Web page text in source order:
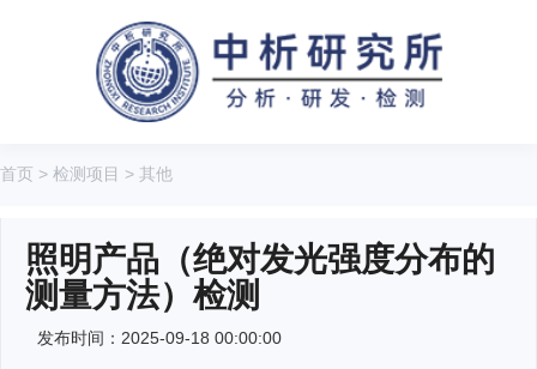
首页 > 检测项目 > 其他
照明产品（绝对发光强度分布的
测量方法）检测
发布时间：2025-09-18 00:00:00